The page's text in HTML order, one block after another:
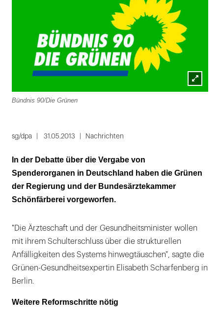
Lightbox
Bündnis 90/Die Grünen
sg/dpa 31.05.2013 Nachrichten
In der Debatte über die Vergabe von
Spenderorganen in Deutschland haben die Grünen
der Regierung und der Bundesärztekammer
Schönfärberei vorgeworfen.
"Die Ärzteschaft und der Gesundheitsminister wollen
mit ihrem Schulterschluss über die strukturellen
Anfälligkeiten des Systems hinwegtäuschen", sagte die
Grünen-Gesundheitsexpertin Elisabeth Scharfenberg in
Berlin.
Weitere Reformschritte nötig